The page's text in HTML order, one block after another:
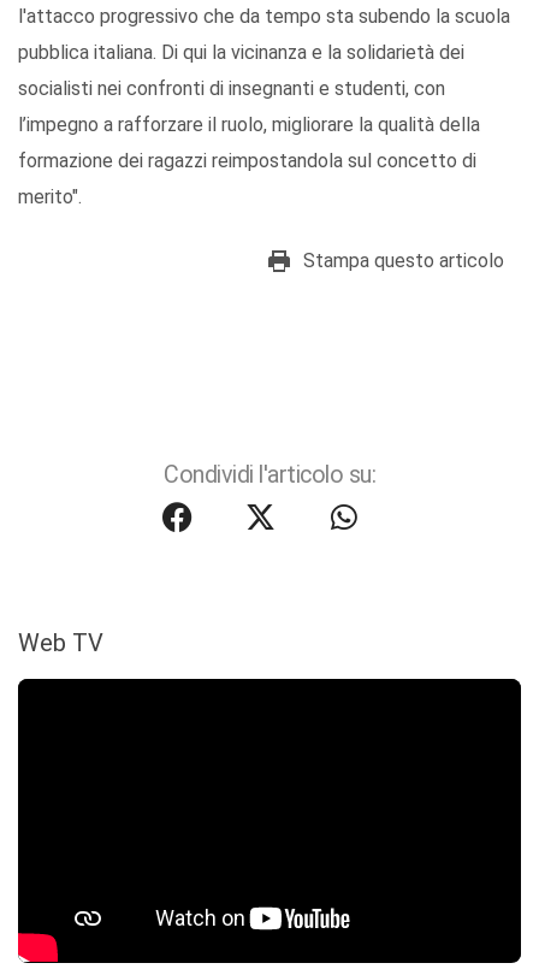
l'attacco progressivo che da tempo sta subendo la scuola
pubblica italiana. Di qui la vicinanza e la solidarietà dei
socialisti nei confronti di insegnanti e studenti, con
l’impegno a rafforzare il ruolo, migliorare la qualità della
formazione dei ragazzi reimpostandola sul concetto di
merito".
Stampa questo articolo
Condividi l'articolo su:
Web TV